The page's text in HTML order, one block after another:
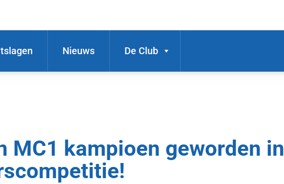
Nieuws De Club
MC1 kampioen geworden in